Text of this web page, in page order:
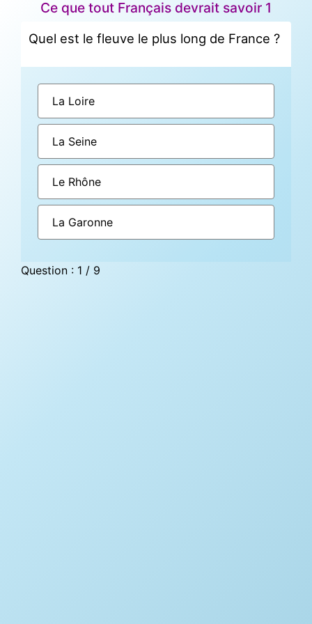
Ce que tout Français devrait savoir 1
Quel est le fleuve le plus long de France ?
La Loire
La Seine
Le Rhône
La Garonne
Question : 1 / 9